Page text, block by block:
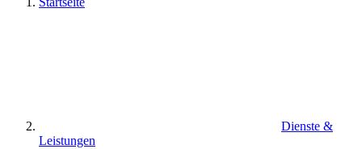
Dienste &
Leistungen